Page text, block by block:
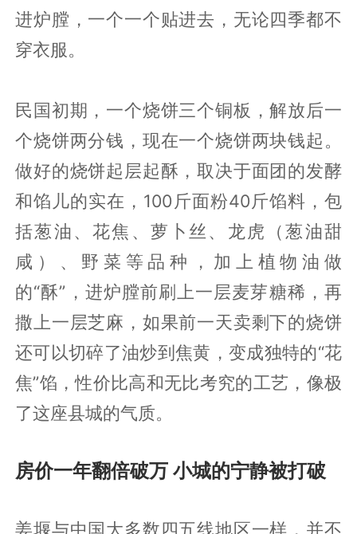
进炉膛，一个一个贴进去，无论四季都不
穿衣服。
民国初期，一个烧饼三个铜板，解放后一
个烧饼两分钱，现在一个烧饼两块钱起。
做好的烧饼起层起酥，取决于面团的发酵
和馅儿的实在，100斤面粉40斤馅料，包
括葱油、花焦、萝卜丝、龙虎（葱油甜
咸）、野菜等品种，加上植物油做
的“酥”，进炉膛前刷上一层麦芽糖稀，再
撒上一层芝麻，如果前一天卖剩下的烧饼
还可以切碎了油炒到焦黄，变成独特的“花
焦”馅，性价比高和无比考究的工艺，像极
了这座县城的气质。
房价一年翻倍破万 小城的宁静被打破
姜堰与中国大多数四五线地区一样，并不